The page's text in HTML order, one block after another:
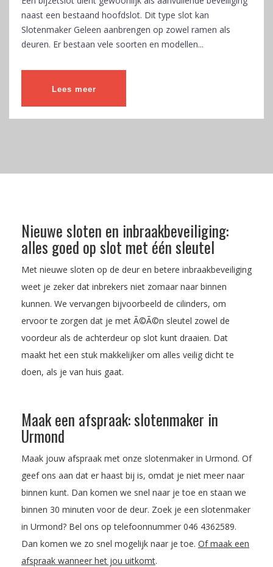
naast een bestaand hoofdslot. Dit type slot kan
Slotenmaker Geleen aanbrengen op zowel ramen als
deuren. Er bestaan vele soorten en modellen...
Lees meer
Nieuwe sloten en inbraakbeveiliging:
alles goed op slot met één sleutel
Met nieuwe sloten op de deur en betere inbraakbeveiliging
weet je zeker dat inbrekers niet zomaar naar binnen
kunnen. We vervangen bijvoorbeeld de cilinders, om
ervoor te zorgen dat je met Ã©Ã©n sleutel zowel de
voordeur als de achterdeur op slot kunt draaien. Dat
maakt het een stuk makkelijker om alles veilig dicht te
doen, als je van huis gaat.
Maak een afspraak: slotenmaker in
Urmond
Maak jouw afspraak met onze slotenmaker in Urmond. Of
geef ons aan dat er haast bij is, omdat je niet meer naar
binnen kunt. Dan komen we snel naar je toe en staan we
binnen 30 minuten voor de deur. Zoek je een slotenmaker
in Urmond? Bel ons op telefoonnummer 046 4362589.
Dan komen we zo snel mogelijk naar je toe. Of maak een
afspraak wanneer het jou uitkomt.